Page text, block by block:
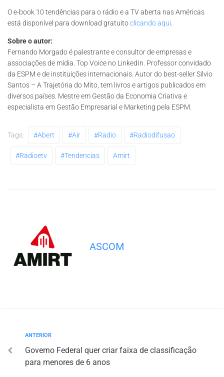
O e-book 10 tendências para o rádio e a TV aberta nas Américas
está disponível para download gratuitoclicando aqui
Sobre o autor:
Fernando Morgado é palestrante e consultor de empresas e
associações de mídia. Top Voice no LinkedIn. Professor convidado
da ESPM e de instituições internacionais. Autor do best-seller Silvio
Santos – A Trajetória do Mito, tem livros e artigos publicados em
diversos países. Mestre em Gestão da Economia Criativa e
especialista em Gestão Empresarial e Marketing pela ESPM.
Tags: #abert #air #radio #radiodifusao
#radioetv #tendencias Amirt
ASCOM
ANTERIOR
Governo Federal quer criar faixa de classificação
para menores de 6 anos